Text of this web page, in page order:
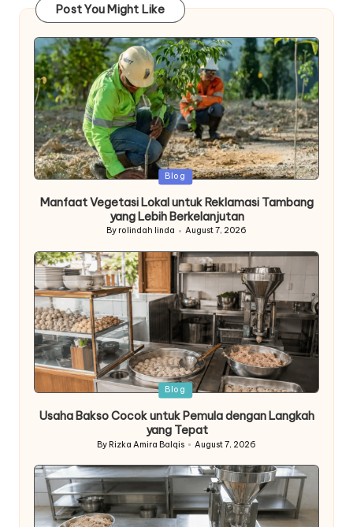
Post You Might Like
Posted
Blog
Manfaat Vegetasi Lokal untuk Reklamasi Tambang
yang Lebih Berkelanjutan
Posted
By rolindah linda August 7, 2026
Posted
Blog
Usaha Bakso Cocok untuk Pemula dengan Langkah
yang Tepat
Posted
By Rizka Amira Balqis August 7, 2026